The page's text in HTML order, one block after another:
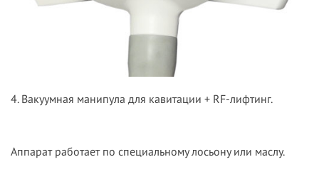
4. Вакуумная манипула для кавитации + RF-лифтинг.
Аппарат работает по специальному лосьону или маслу.